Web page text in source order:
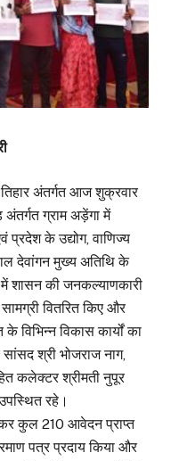
अंतर्गत आज शुक्रवार
ग्राम अड़ेंगा में
प्रदेश के उद्योग, वाणिज्य
देवांगन मुख्य अतिथि के
में शासन की जनकल्याणकारी
वितरित किए और
विकास कार्यों का
श्री भोजराज नाग,
कलेक्टर श्रीमती नुपूर
रहे।
कुल 210 आवेदन प्राप्त
पत्र प्रदाय किया और